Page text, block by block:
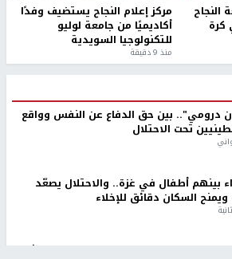
النجاح
كرة
مركز إعلام النجاح يستضيف وفدًا
أكاديميًا من جامعة لوليو
للتكنولوجيا السويدية
منذ 9 دقيقة
درومي".. بين حق الدفاع عن النفس وواقع
تحت الاحتلال
بينهم أطفال في غزة.. والاحتلال يصعّد
ويمنح السكان دقائق للإخلاء
العبري: "معركة مضيق هرمز تستهدف تثبيت